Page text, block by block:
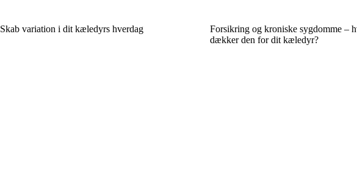
Skab variation i dit kæledyrs hverdag
Forsikring og kroniske sygdomme –
dækker den for dit kæledyr?